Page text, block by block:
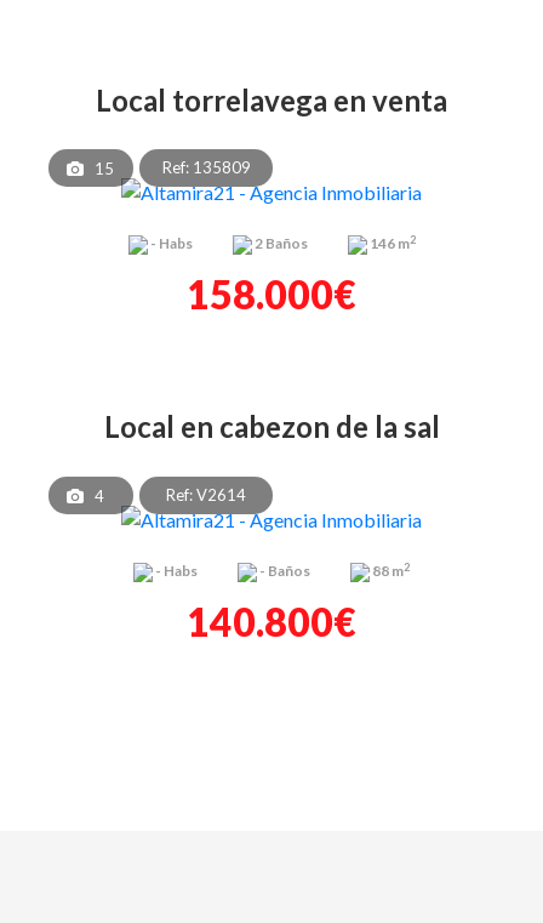
local torrelavega en venta
15 Ref: 135809
- Habs 2Baños 146 m2
158.000€
local en cabezon de la sal
4 Ref: V2614
- Habs - Baños 88 m2
140.800€